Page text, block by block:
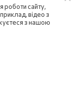
роботи сайту,
відео з
з нашою